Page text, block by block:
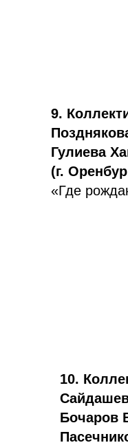
9.
Гулиева
(г.
«Где
10.
Бочаров